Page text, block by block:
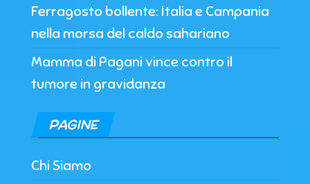
Ferragosto bollente: Italia e Campania
nella morsa del caldo sahariano
Mamma di Pagani vince contro il
tumore in gravidanza
PAGINE
Chi Siamo